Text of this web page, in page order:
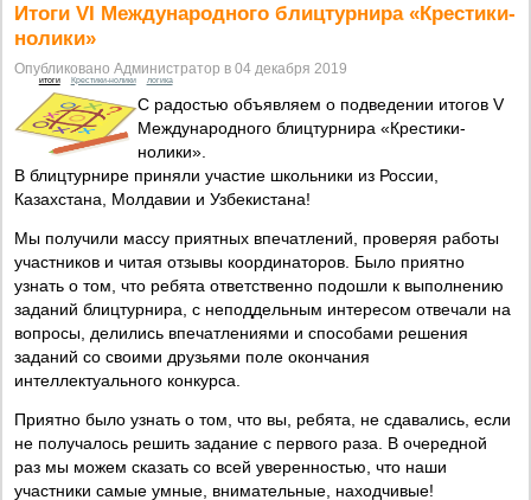
Итоги VI Международного блицтурнира «Крестики-
нолики»
Опубликовано Администратор в 04 декабря 2019
итоги Крестики-нолики логика
С радостью объявляем о подведении итогов V
Международного блицтурнира «Крестики-
нолики».
В блицтурнире приняли участие школьники из России,
Казахстана, Молдавии и Узбекистана!
Мы получили массу приятных впечатлений, проверяя работы
участников и читая отзывы координаторов. Было приятно
узнать о том, что ребята ответственно подошли к выполнению
заданий блицтурнира, с неподдельным интересом отвечали на
вопросы, делились впечатлениями и способами решения
заданий со своими друзьями поле окончания
интеллектуального конкурса.
Приятно было узнать о том, что вы, ребята, не сдавались, если
не получалось решить задание с первого раза. В очередной
раз мы можем сказать со всей уверенностью, что наши
участники самые умные, внимательные, находчивые!